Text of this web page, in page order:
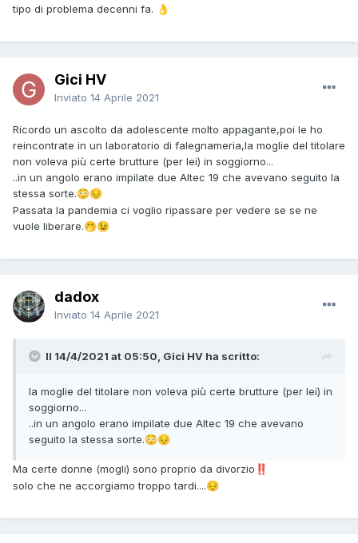
tipo di problema decenni fa. 👌
Gici HV
Inviato 14 Aprile 2021
Ricordo un ascolto da adolescente molto appagante,poi le ho
reincontrate in un laboratorio di falegnameria,la moglie del titolare
non voleva più certe brutture (per lei) in soggiorno...
..in un angolo erano impilate due Altec 19 che avevano seguito la
stessa sorte.😳😔
Passata la pandemia ci voglio ripassare per vedere se se ne
vuole liberare.🤭😉
dadox
Inviato 14 Aprile 2021
Il 14/4/2021 at 05:50, Gici HV ha scritto:
la moglie del titolare non voleva più certe brutture (per lei) in
soggiorno...
..in un angolo erano impilate due Altec 19 che avevano
seguito la stessa sorte.😳😔
Ma certe donne (mogli) sono proprio da divorzio ‼️
solo che ne accorgiamo troppo tardi....😔